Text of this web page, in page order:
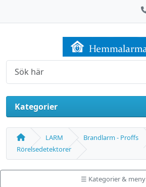
Kategorier
LARM
Brandlarm - Proffs
Rörelsedetektorer
☰ Kategorier & meny